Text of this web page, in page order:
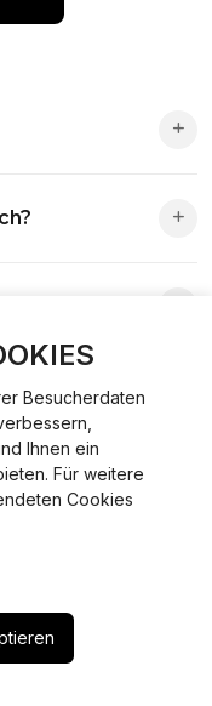
Besucherdaten
Ihnen ein
Für weitere
Cookies
Stelle weitergeleitet.
anmelden,
Dateneingabe,
Besuch der
TÜV-Bericht.
mit
oder